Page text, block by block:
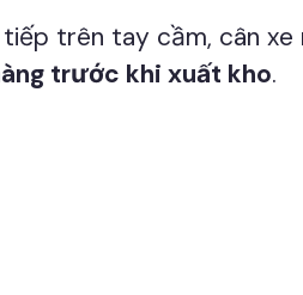
trên tay cầm, cân xe
trước khi xuất kho.